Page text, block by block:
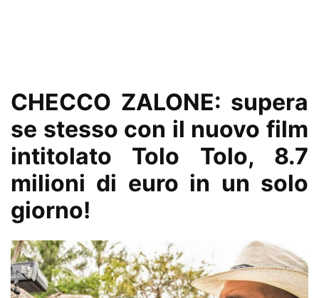
CHECCO ZALONE: supera
se stesso con il nuovo film
intitolato Tolo Tolo, 8.7
milioni di euro in un solo
giorno!